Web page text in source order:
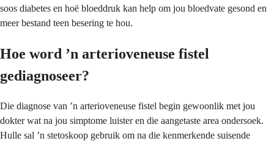
soos diabetes en hoë bloeddruk kan help om jou bloedvate gesond en
meer bestand teen besering te hou.
Hoe word ’n arterioveneuse fistel
gediagnoseer?
Die diagnose van ’n arterioveneuse fistel begin gewoonlik met jou
dokter wat na jou simptome luister en die aangetaste area ondersoek.
Hulle sal ’n stetoskoop gebruik om na die kenmerkende suisende